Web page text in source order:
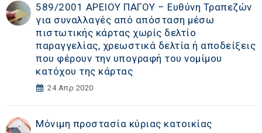
589/2001 ΑΡΕΙΟΥ ΠΑΓΟΥ – Ευθύνη Τραπεζών
για συναλλαγές από απόσταση μέσω
πιστωτικής κάρτας χωρίς δελτίο
παραγγελίας, χρεωστικά δελτία ή αποδείξεις
που φέρουν την υπογραφή του νομίμου
κατόχου της κάρτας
24 Απρ 2020
Μόνιμη προστασία κύριας κατοικίας